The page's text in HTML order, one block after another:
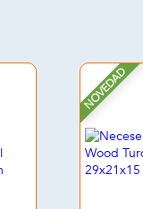
NOVEDAD